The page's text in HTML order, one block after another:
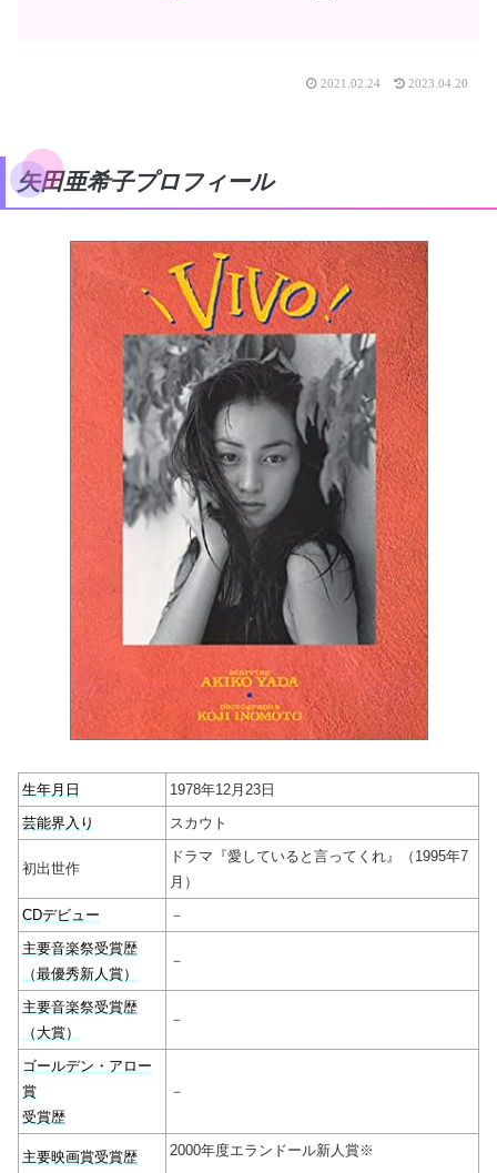
2021.02.24 2023.04.20
矢田亜希子プロフィール
生年月日
1978年12月23日
芸能界入り
スカウト
初出世作
ドラマ『愛していると言ってくれ』（1995年7
月）
CDデビュー
－
主要音楽祭受賞歴
（最優秀新人賞）
－
主要音楽祭受賞歴
（大賞）
－
ゴールデン・アロー
賞
受賞歴
－
主要映画賞受賞歴
2000年度エランドール新人賞※